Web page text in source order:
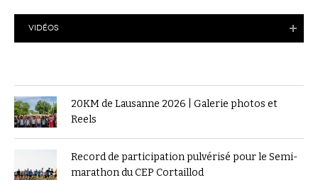
VIDÉOS
20KM de Lausanne 2026 | Galerie photos et
Reels
Record de participation pulvérisé pour le Semi-
marathon du CEP Cortaillod